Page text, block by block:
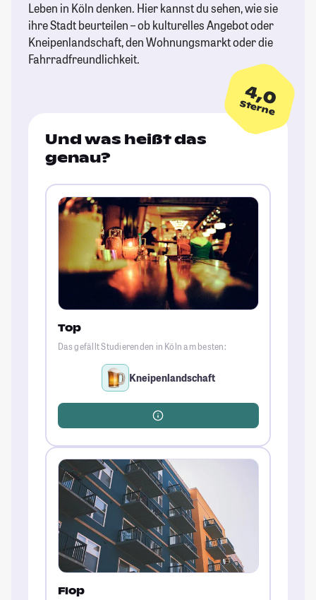
Leben in Köln denken. Hier kannst du sehen, wie sie
ihre Stadt beurteilen – ob kulturelles Angebot oder
Kneipenlandschaft, den Wohnungsmarkt oder die
Fahrradfreundlichkeit.
4,0
Sterne
Und was heißt das
genau?
Top
Das gefällt Studierenden in Köln am besten:
Kneipenlandschaft
Flop